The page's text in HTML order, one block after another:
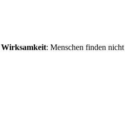
Wirksamkeit: Menschen finden